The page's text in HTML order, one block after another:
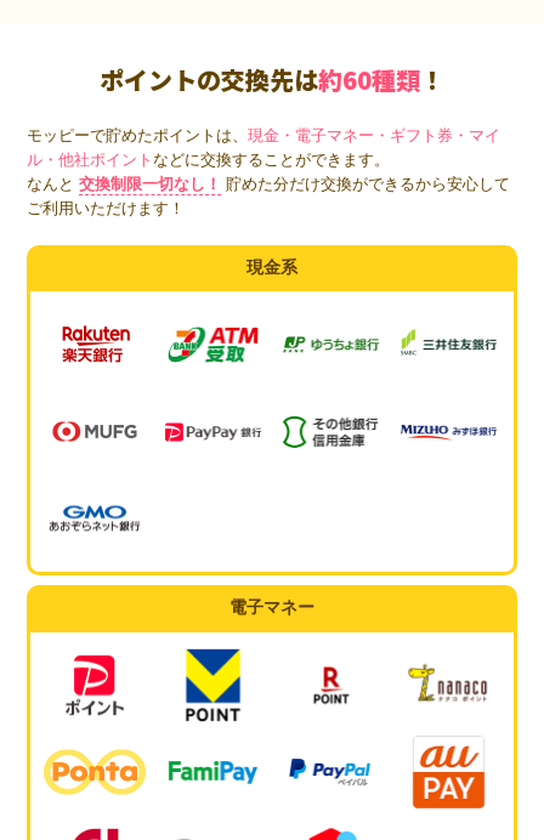
ポイントの交換先は約60種類 ！
モッピーで貯めたポイントは、現金・電子マネー・ギフト券・マイ
ル・他社ポイントなどに交換することができます。
なんと 交換制限一切なし！
貯めた分だけ交換ができるから安心して
ご利用いただけます！
現金系
電子マネー